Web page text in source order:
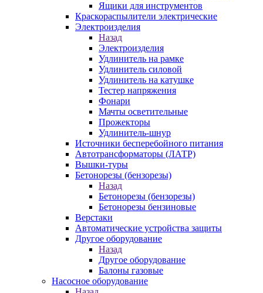
Ящики для инструментов
Краскораспылители электрические
Электроизделия
Назад
Электроизделия
Удлинитель на рамке
Удлинитель силовой
Удлинитель на катушке
Тестер напряжения
Фонари
Мачты осветительные
Прожекторы
Удлинитель-шнур
Источники бесперебойного питания
Автотрансформаторы (ЛАТР)
Вышки-туры
Бетонорезы (бензорезы)
Назад
Бетонорезы (бензорезы)
Бетонорезы бензиновые
Верстаки
Автоматические устройства защиты
Другое оборудование
Назад
Другое оборудование
Балоны газовые
Насосное оборудование